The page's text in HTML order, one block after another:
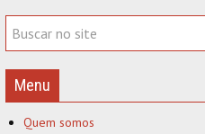
Menu
Quem somos